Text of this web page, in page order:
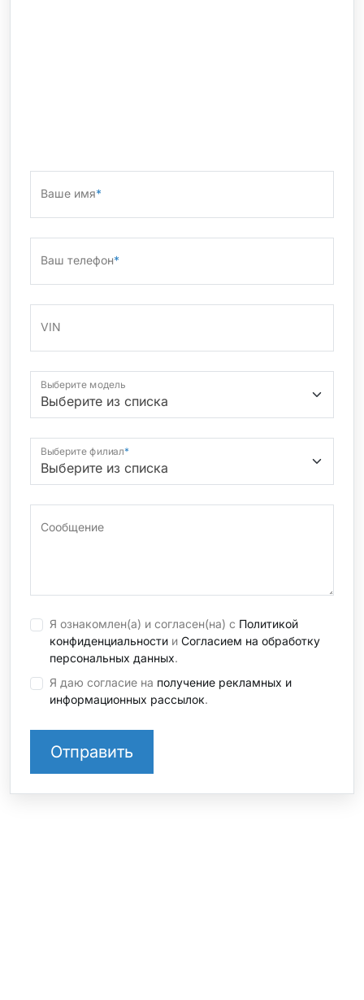
Ваше имя*
Ваш телефон*
VIN
Выберите модель
Выберите филиал*
Сообщение
Я ознакомлен(а) и согласен(на) с Политикой
конфиденциальности и Согласием на обработку
персональных данных.
Я даю согласие на получение рекламных и
информационных рассылок.